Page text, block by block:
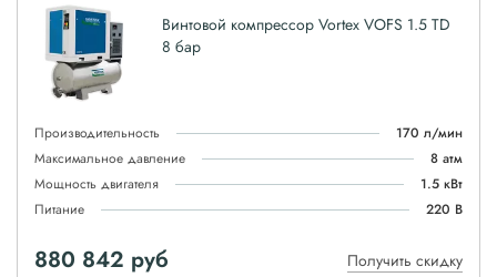
Винтовой компрессор Vortex VOFS 1.5 TD
8 бар
Производительность
170 л/мин
Максимальное давление
8 атм
Мощность двигателя
1.5 кВт
Питание
220 В
880 842 руб Получить скидку